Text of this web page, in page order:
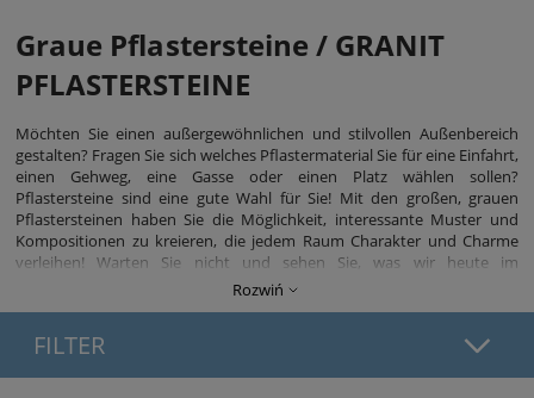
Graue Pflastersteine / GRANIT
PFLASTERSTEINE
Möchten Sie einen außergewöhnlichen und stilvollen Außenbereich
gestalten? Fragen Sie sich welches Pflastermaterial Sie für eine Einfahrt,
einen Gehweg, eine Gasse oder einen Platz wählen sollen?
Pflastersteine sind eine gute Wahl für Sie! Mit den großen, grauen
Pflastersteinen haben Sie die Möglichkeit, interessante Muster und
Kompositionen zu kreieren, die jedem Raum Charakter und Charme
verleihen! Warten Sie nicht und sehen Sie, was wir heute im
naturgranit.de Shop für Sie vorbereitet haben!
Rozwiń
FILTER